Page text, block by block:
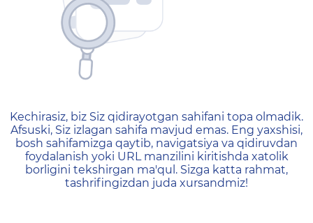
404 — Страница не
Kechirasiz, biz Siz qidirayotgan sahifani topa olmadik.
Afsuski, Siz izlagan sahifa mavjud emas. Eng yaxshisi,
bosh sahifamizga qaytib, navigatsiya va qidiruvdan
foydalanish yoki URL manzilini kiritishda xatolik
borligini tekshirgan ma'qul. Sizga katta rahmat,
tashrifingizdan juda xursandmiz!